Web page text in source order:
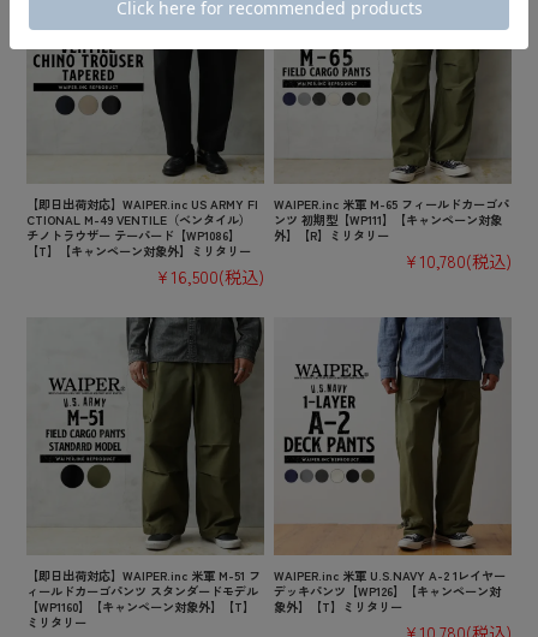
【即日出荷対応】WAIPER.inc US ARMY FI
CTIONAL M-49 VENTILE（ベンタイル）
チノトラウザー テーパード【WP1086】
【T】【キャンペーン対象外】ミリタリー
¥16,500(税込)
WAIPER.inc 米軍 M-65 フィールドカーゴパ
ンツ 初期型【WP111】【キャンペーン対象
外】【R】ミリタリー
¥10,780(税込)
【即日出荷対応】WAIPER.inc 米軍 M-51 フ
ィールドカーゴパンツ スタンダードモデル
【WP1160】【キャンペーン対象外】【T】
ミリタリー
WAIPER.inc 米軍 U.S.NAVY A-2 1レイヤー
デッキパンツ【WP126】【キャンペーン対
象外】【T】ミリタリー